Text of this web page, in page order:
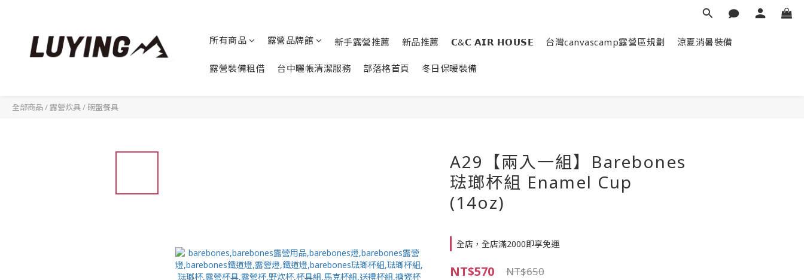
所有商品 露營品牌館 新手露營推薦 新品推薦 𝗖&𝗖 𝗔𝗜𝗥 𝗛𝗢𝗨𝗦𝗘 台灣canvascamp露營區規劃 涼夏消暑裝備
露營裝備租借 台中曬帳清潔服務 部落格首頁 冬日保暖裝備
全部商品 / 露營炊具/ 碗盤餐具
A29【兩入一組】Barebones
琺瑯杯組 Enamel Cup
(14oz)
全店，全店滿2000即享免運
NT$570 NT$650